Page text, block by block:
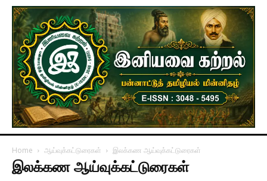
Home ஆய்வுக்கட்டுரைகள் இலக்கண ஆய்வுக்கட்டுரைகள்
இலக்கண ஆய்வுக்கட்டுரைகள்